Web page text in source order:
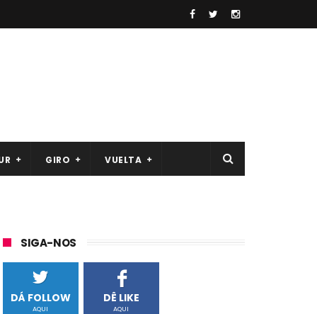
GIRO VUELTA
SIGA-NOS
DÁ FOLLOW
AQUI
DÊ LIKE
AQUI